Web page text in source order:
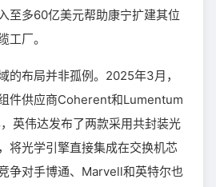
至多60亿美元帮助康宁扩建其位
工厂。
的布局并非孤例。2025年3月，
件供应商Coherent和Lumentum
英伟达发布了两款采用共封装光
将光学引擎直接集成在交换机芯
争对手博通、Marvell和英特尔也